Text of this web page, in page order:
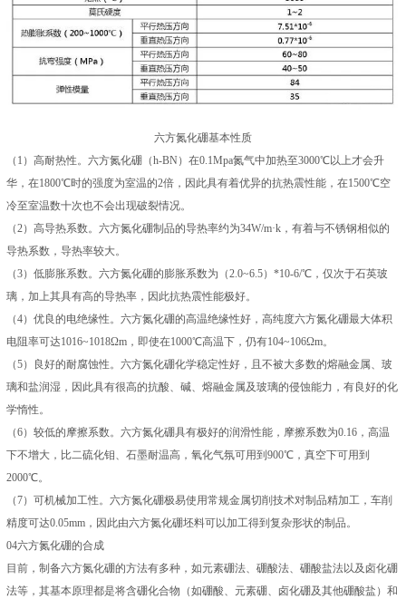
六方氮化硼基本性质
（1）高耐热性。六方氮化硼（h-BN）在0.1Mpa氮气中加热至3000℃以上才会升
华，在1800℃时的强度为室温的2倍，因此具有着优异的抗热震性能，在1500℃空
冷至室温数十次也不会出现破裂情况。
（2）高导热系数。六方氮化硼制品的导热率约为34W/m·k，有着与不锈钢相似的
导热系数，导热率较大。
（3）低膨胀系数。六方氮化硼的膨胀系数为（2.0~6.5）*10-6/℃，仅次于石英玻
璃，加上其具有高的导热率，因此抗热震性能极好。
（4）优良的电绝缘性。六方氮化硼的高温绝缘性好，高纯度六方氮化硼最大体积
电阻率可达1016~1018Ωm，即使在1000℃高温下，仍有104~106Ωm。
（5）良好的耐腐蚀性。六方氮化硼化学稳定性好，且不被大多数的熔融金属、玻
璃和盐润湿，因此具有很高的抗酸、碱、熔融金属及玻璃的侵蚀能力，有良好的化
学惰性。
（6）较低的摩擦系数。六方氮化硼具有极好的润滑性能，摩擦系数为0.16，高温
下不增大，比二硫化钼、石墨耐温高，氧化气氛可用到900℃，真空下可用到
2000℃。
（7）可机械加工性。六方氮化硼极易使用常规金属切削技术对制品精加工，车削
精度可达0.05mm，因此由六方氮化硼坯料可以加工得到复杂形状的制品。
04六方氮化硼的合成
目前，制备六方氮化硼的方法有多种，如元素硼法、硼酸法、硼酸盐法以及卤化硼
法等，其基本原理都是将含硼化合物（如硼酸、元素硼、卤化硼及其他硼酸盐）和